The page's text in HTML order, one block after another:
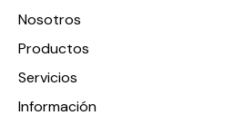
Nosotros
Productos
Servicios
Información